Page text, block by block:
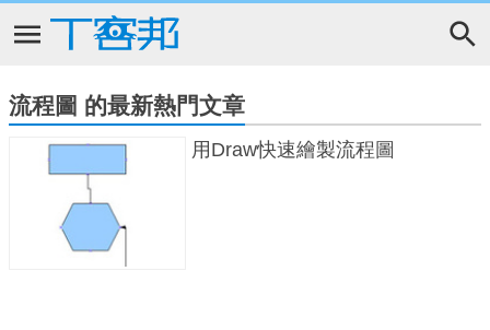
流程圖 的最新熱門文章
用Draw快速繪製流程圖